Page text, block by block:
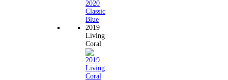
2019
Living
Coral